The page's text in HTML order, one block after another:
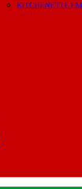
KITCHENETTE